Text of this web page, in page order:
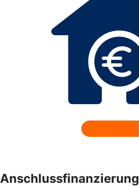
Anschlussfinanzierung